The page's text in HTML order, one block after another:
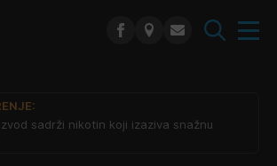
sadrži nikotin koji izaziva snažnu